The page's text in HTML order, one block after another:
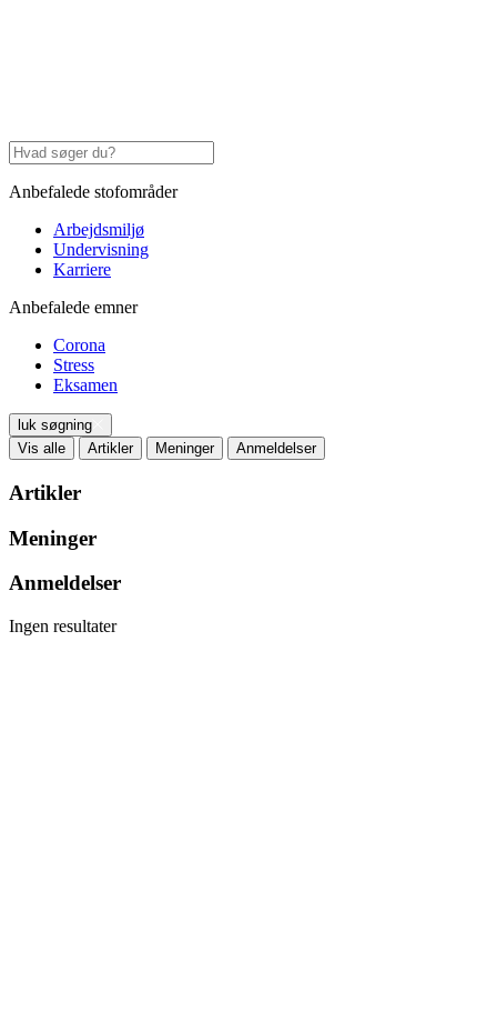
Anbefalede stofområder
Arbejdsmiljø
Undervisning
Karriere
Anbefalede emner
Corona
Stress
Eksamen
luk søgning
Vis alle
Artikler Meninger Anmeldelser
Artikler
Meninger
Anmeldelser
Ingen resultater